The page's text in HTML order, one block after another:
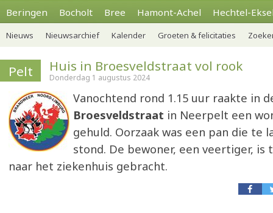
Beringen Bocholt Bree Hamont-Achel Hechtel-
Nieuws Nieuwsarchief Kalender Groeten & felicitaties
Pelt Huis in Broesveldstraat vol rook
Donderdag 1 augustus 2024
Vanochtend rond 1.15 uur raakte in
Broesveldstraat in Neerpelt een
gehuld. Oorzaak was een pan die te
stond. De bewoner, een veertiger, is
naar het ziekenhuis gebracht.